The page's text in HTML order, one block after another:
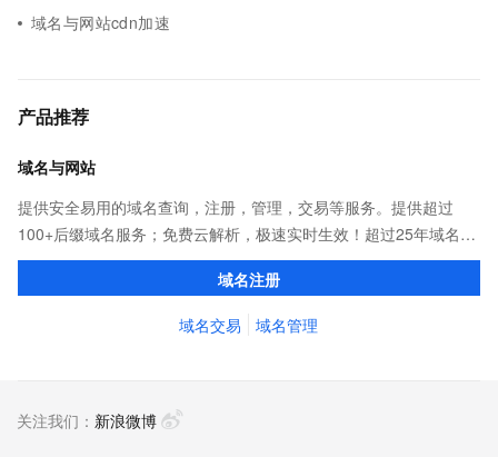
域名与网站cdn加速
产品推荐
域名与网站
提供安全易用的域名查询，注册，管理，交易等服务。提供超过
100+后缀域名服务；免费云解析，极速实时生效！超过25年域名服
务经验，累计超过4000万个域名在阿里云注册，连续多年市场NO.1
域名注册
域名交易 域名管理
关注我们： 新浪微博